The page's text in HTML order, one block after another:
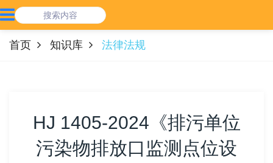
首页 知识库 法律法规
HJ 1405-2024《排污单位
污染物排放口监测点位设